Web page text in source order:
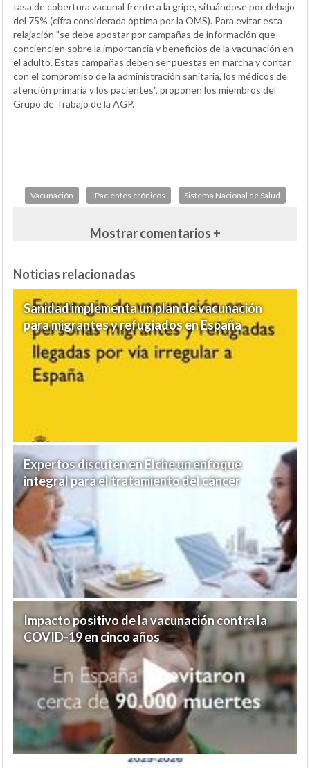
tasa de cobertura vacunal frente a la gripe, situándose por debajo
del 75% (cifra considerada óptima por la OMS). Para evitar esta
relajación "se debe apostar por campañas de información que
conciencien sobre la importancia y beneficios de la vacunación en
el adulto. Estas campañas deben ser puestas en marcha y contar
con el compromiso de la administración sanitaria, los médicos de
atención primaria y los pacientes", proponen los miembros del
Grupo de Trabajo de la AGP.
Vacunación `Pacientes crónicos Sistema Nacional de Salud
Mostrar comentarios +
Noticias relacionadas
Sanidad implementa un plan de vacunación
para migrantes y refugiados en España
Expertos discuten en Elche un enfoque
integral para el tratamiento del cáncer
Impacto positivo de la vacunación contra la
COVID-19 en cinco años